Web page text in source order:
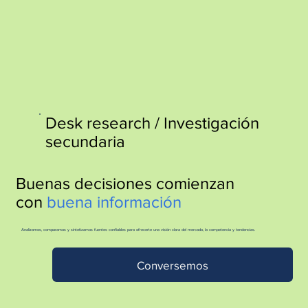
Desk research / Investigación
secundaria
Buenas decisiones comienzan
con buena información
Analizamos, comparamos y sintetizamos fuentes confiables para ofrecerte una visión clara del mercado, la competencia y tendencias.
Conversemos